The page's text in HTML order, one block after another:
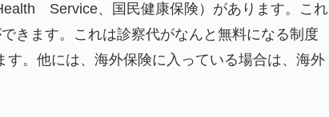
Service、国民健康保険）があります。これ
きます。これは診察代がなんと無料になる制度
。他には、海外保険に入っている場合は、海外